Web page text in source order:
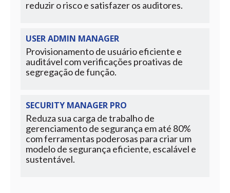
reduzir o risco e satisfazer os auditores.
USER ADMIN MANAGER
Provisionamento de usuário eficiente e
auditável com verificações proativas de
segregação de função.
SECURITY MANAGER PRO
Reduza sua carga de trabalho de
gerenciamento de segurança em até 80%
com ferramentas poderosas para criar um
modelo de segurança eficiente, escalável e
sustentável.